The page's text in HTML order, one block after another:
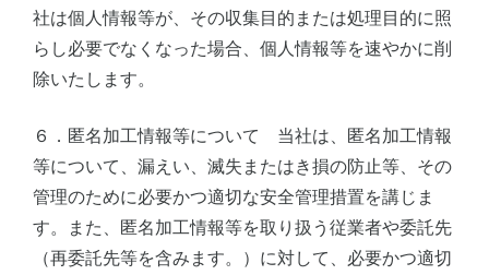
社は個人情報等が、その収集目的または処理目的に照
らし必要でなくなった場合、個人情報等を速やかに削
除いたします。
６．匿名加工情報等について 当社は、匿名加工情報
等について、漏えい、滅失またはき損の防止等、その
管理のために必要かつ適切な安全管理措置を講じま
す。また、匿名加工情報等を取り扱う従業者や委託先
（再委託先等を含みます。）に対して、必要かつ適切